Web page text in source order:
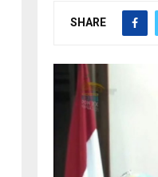
SHARE